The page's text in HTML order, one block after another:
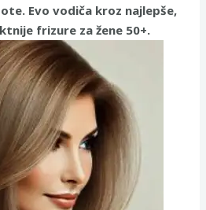
Evo vodiča kroz najlepše,
frizure za žene 50+.